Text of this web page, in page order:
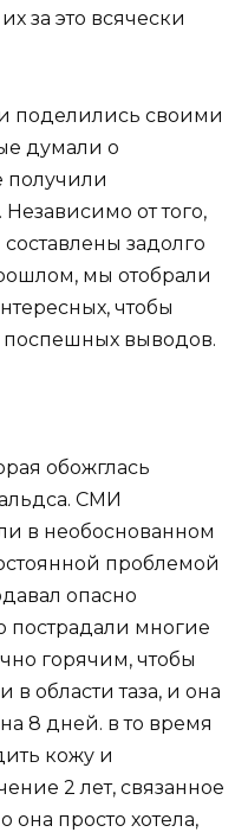
за это всячески
поделились своими
думали о
получили
от того,
задолго
мы отобрали
чтобы
поспешных выводов.
обожглась
СМИ
в необоснованном
проблемой
опасно
пострадали многие
горячим, чтобы
в области таза, и она
8 дней. в то время
кожу и
2 лет, связанное
просто хотела,